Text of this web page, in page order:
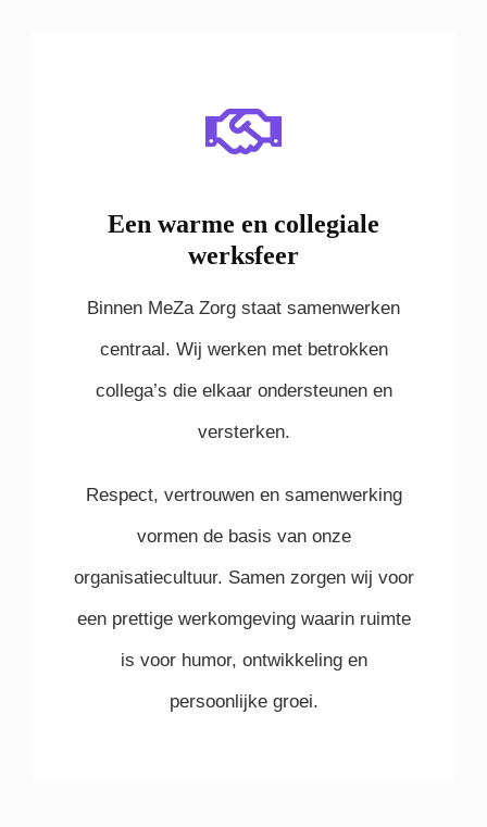
Een warme en collegiale
werksfeer
Binnen MeZa Zorg staat samenwerken
centraal. Wij werken met betrokken
collega’s die elkaar ondersteunen en
versterken.
Respect, vertrouwen en samenwerking
vormen de basis van onze
organisatiecultuur. Samen zorgen wij voor
een prettige werkomgeving waarin ruimte
is voor humor, ontwikkeling en
persoonlijke groei.